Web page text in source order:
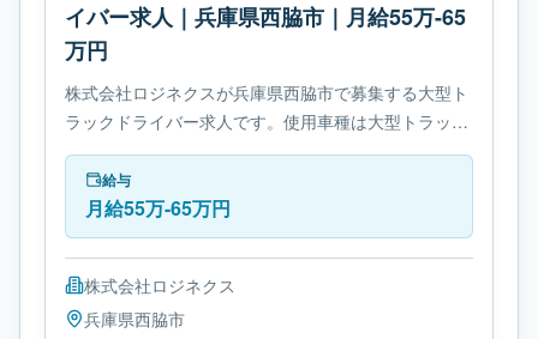
イバー求人｜兵庫県西脇市｜月給55万-65
万円
株式会社ロジネクスが兵庫県西脇市で募集する大型ト
ラックドライバー求人です。使用車種は大型トラック
です。勤務時間は- 変形労働時間制です。必要免許は-
大型自動車免許です。
給与
月給55万-65万円
株式会社ロジネクス
兵庫県西脇市